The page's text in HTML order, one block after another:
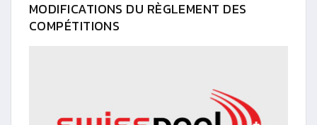
MODIFICATIONS DU RÈGLEMENT DES
COMPÉTITIONS